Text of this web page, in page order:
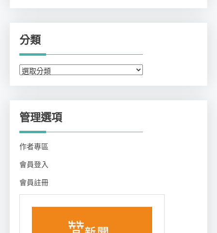
分類
分
管理選項
作者專區
會員登入
會員註冊